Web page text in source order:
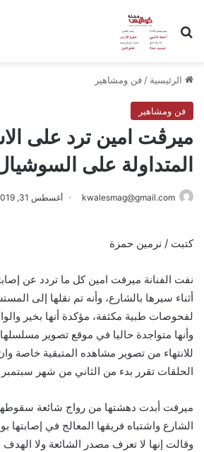
بحث عن
الرئيسية / فن ومشاهير
فن ومشاهير
ميرڤت امين ترد على
المتداولة على
kwalesmag@gmail.com أغسطس 31, 2019
كتبت / نرمين حمزة
نفت الفنانة ميرفت امين كل ما تردد عن
أثناء سيرها بالشارع، وأنه تم نقلها إلى
لفحوصات طبية مكثفة، مؤكدة أنها بخير
وأنها متواجدة حاليا في موقع تصوير
للانتهاء من تصوير مشاهده المتبقية خاصة
الحلقات تقرر بدء من الثاني من شهر سبتمبر
ميرفت أبدت دهشتها من رواج شائعة
الشارع واشتباه فريقها المعالج في
وقالت إنها لا تعرف مصدر الشائعة ولا